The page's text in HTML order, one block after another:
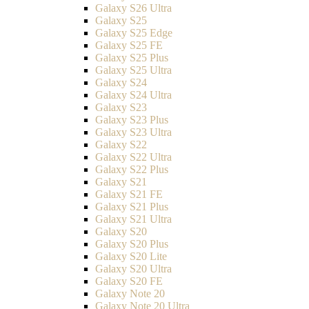
Galaxy S26 Ultra
Galaxy S25
Galaxy S25 Edge
Galaxy S25 FE
Galaxy S25 Plus
Galaxy S25 Ultra
Galaxy S24
Galaxy S24 Ultra
Galaxy S23
Galaxy S23 Plus
Galaxy S23 Ultra
Galaxy S22
Galaxy S22 Ultra
Galaxy S22 Plus
Galaxy S21
Galaxy S21 FE
Galaxy S21 Plus
Galaxy S21 Ultra
Galaxy S20
Galaxy S20 Plus
Galaxy S20 Lite
Galaxy S20 Ultra
Galaxy S20 FE
Galaxy Note 20
Galaxy Note 20 Ultra